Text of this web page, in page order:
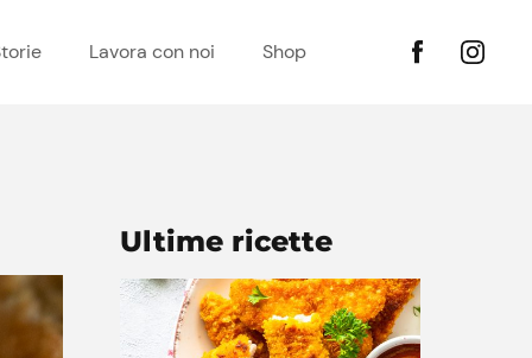
Lavora con noi Shop
Ultime ricette